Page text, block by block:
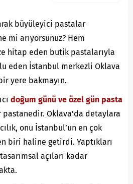
büyüleyici pastalar
mi arıyorsunuz? Hem
hitap eden butik pastalarıyla
eden İstanbul merkezli Oklava
yere bakmayın.
doğum günü ve özel gün pasta
Oklava’da detaylara
onu İstanbul’un en çok
biri haline getirdi. Yaptıkları
açıları kadar